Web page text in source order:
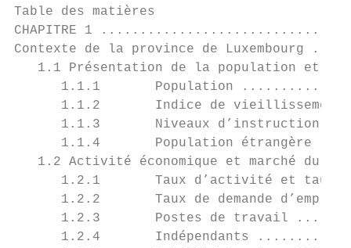
Table des matières
CHAPITRE 1
Contexte de la province de
1.1 Présentation de la population et
1.1.1       Population
1.1.2       Indice de
1.1.3       Niveaux d’instruction
1.1.4       Population étrangère
1.2 Activité économique et marché du
1.2.1       Taux d’activité et taux
1.2.2       Taux de demande
1.2.3       Postes de travail
1.2.4       Indépendants